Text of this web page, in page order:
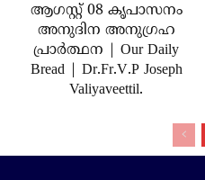
ആഗസ്റ്റ് 08 കൃപാസനം
അനുദിന അനുഗ്രഹ
പ്രാർത്ഥന | Our Daily
Bread | Dr.Fr.V.P Joseph
Valiyaveettil.